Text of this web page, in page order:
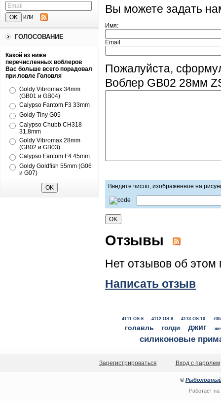
или
ГОЛОСОВАНИЕ
Какой из ниже
перечисленных воблеров
Вас больше всего порадовал
при ловле Головля
Goldy Vibromax 34mm
(GB01 и GB04)
Calypso Fantom F3 33mm
Goldy Tiny G05
Calypso Chubb CH318
31,8mm
Goldy Vibromax 28mm
(GB02 и GB03)
Calypso Fantom F4 45mm
Goldy Goldfish 55mm (G06
и G07)
Вы можете задать
Имя:
Email
Пожалуйста,
Воблер GB02 28мм
Введите число, изображенное на
Отзывы
Нет отзывов об этом
Написать отзыв
4111-OS-6 4112-OS-8 4113-OS-10
голавль голди джиг
силиконовые
Зарегистрироваться Вход с паролем
© Рыболовный
Работает